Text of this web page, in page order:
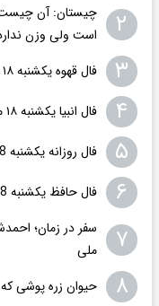
۲
چیستان: آن چیست
است ولی وزن
۳ فال قهوه یکشنبه ۱۸ مرداد ۱۴۰۵
۴ فال انبیا یکشنبه ۱۸ مرداد ۱۴۰۵
۵ فال روزانه یکشنبه 18 مرداد ۱۴۰۵
۶ فال حافظ یکشنبه 18 مرداد ۱۴۰۵
۷
سفر در زمان؛
ملی
۸ حیوان زره پوشی